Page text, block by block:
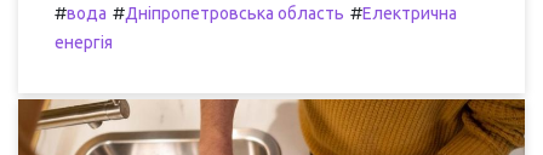
#вода #Дніпропетровська область #Електрична
енергія